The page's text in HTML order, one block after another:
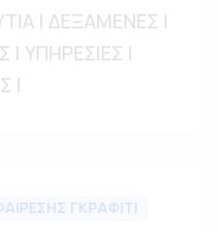
| ΔΕΞΑΜΕΝΕΣ |
| ΥΠΗΡΕΣΙΕΣ |
|
ΓΚΡΑΦΙΤΙ